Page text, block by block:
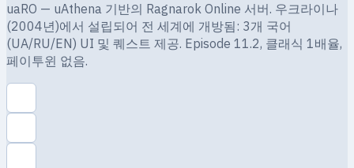
uaRO — uAthena 기반의 Ragnarok Online 서버. 우크라이나
(2004년)에서 설립되어 전 세계에 개방됨: 3개 국어
(UA/RU/EN) UI 및 퀘스트 제공. Episode 11.2, 클래식 1배율,
페이투윈 없음.